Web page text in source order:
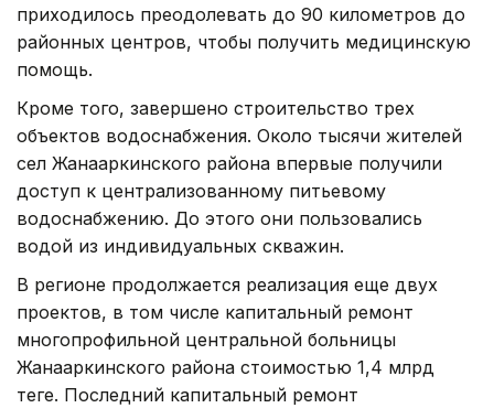
приходилось преодолевать до 90 километров до
районных центров, чтобы получить медицинскую
помощь.
Кроме того, завершено строительство трех
объектов водоснабжения. Около тысячи жителей
сел Жанааркинского района впервые получили
доступ к централизованному питьевому
водоснабжению. До этого они пользовались
водой из индивидуальных скважин.
В регионе продолжается реализация еще двух
проектов, в том числе капитальный ремонт
многопрофильной центральной больницы
Жанааркинского района стоимостью 1,4 млрд
теңге. Последний капитальный ремонт